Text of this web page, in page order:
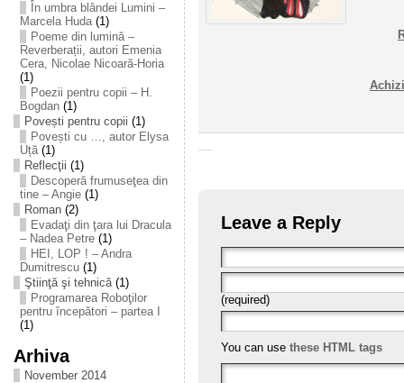
În umbra blândei Lumini –
Marcela Huda(1)
Poeme din lumină –
Reverberații, autori Emenia
Cera, Nicolae Nicoară-Horia
(1)
Poezii pentru copii – H.
Bogdan(1)
Povești pentru copii (1)
Povești cu …, autor Elysa
Uță(1)
Reflecţii (1)
Descoperă frumuseţea din
tine – Angie(1)
Roman(2)
Evadaţi din ţara lui Dracula
– Nadea Petre(1)
HEI, LOP ! – Andra
Dumitrescu(1)
Ştiinţă şi tehnică(1)
Programarea Roboţilor
pentru începători – partea I
(1)
Arhiva
November 2014
Leave a Reply
(required)
You can use these HTML tags